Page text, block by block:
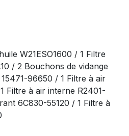
W21ESO1600 / 1 Filtre
/ 2 Bouchons de vidange
96650 / 1 Filtre à air
Filtre à air interne R2401-
6C830-55120 / 1 Filtre à